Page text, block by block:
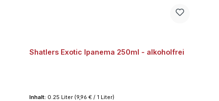
Shatlers Exotic Ipanema 250ml - alkoholfrei
Inhalt: 0.25 Liter (9,96 € / 1 Liter)